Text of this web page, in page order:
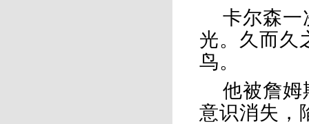
卡尔森一
光。久而久
鸟。
他被詹姆
意识消失，